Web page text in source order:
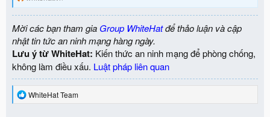
Mời các bạn tham gia Group WhiteHatđể thảo luận và cập
nhật tin tức an ninh mạng hàng ngày.
Lưu ý từ WhiteHat: Kiến thức an ninh mạng để phòng chống,
không làm điều xấu. Luật pháp liên quan
R
WhiteHat Team